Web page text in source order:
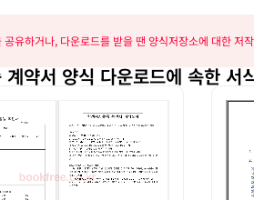
공유하거나, 다운로드를 받을 땐 양식저장소에 대한 저
계약서 양식 다운로드에 속한 서